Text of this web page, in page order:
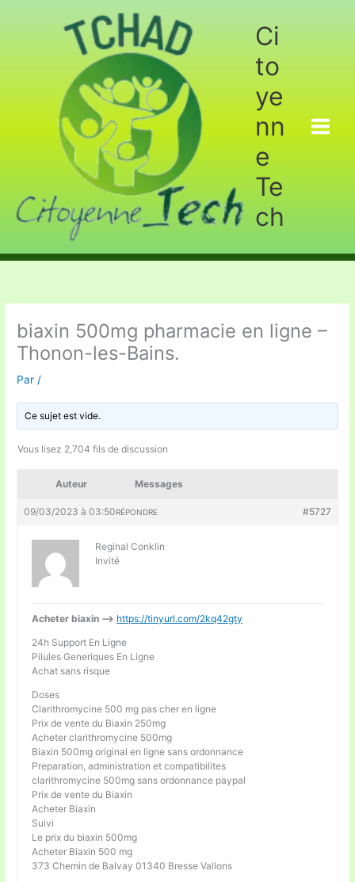
Ci
to
ye
nn
e
Te
ch
biaxin 500mg pharmacie en ligne –
Thonon-les-Bains.
Par /
Ce sujet est vide.
Vous lisez 2,704 fils de discussion
Auteur Messages
09/03/2023 à 03:50 #5727
RÉPONDRE
Reginal Conklin
Invité
Acheter biaxin —> https://tinyurl.com/2kq42gty
24h Support En Ligne
Pilules Generiques En Ligne
Achat sans risque
Doses
Clarithromycine 500 mg pas cher en ligne
Prix de vente du Biaxin 250mg
Acheter clarithromycine 500mg
Biaxin 500mg original en ligne sans ordonnance
Preparation, administration et compatibilites
clarithromycine 500mg sans ordonnance paypal
Prix de vente du Biaxin
Acheter Biaxin
Suivi
Le prix du biaxin 500mg
Acheter Biaxin 500 mg
373 Chemin de Balvay 01340 Bresse Vallons